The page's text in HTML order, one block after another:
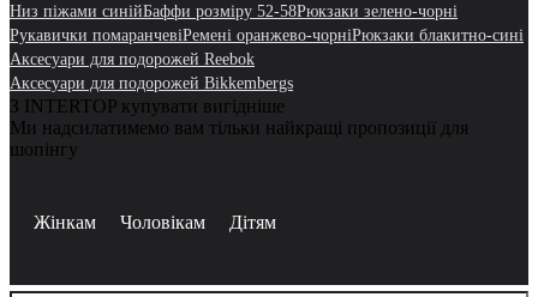
Низ піжами синійБаффи розміру 52-58Рюкзаки зелено-чорні
Рукавички помаранчевіРемені оранжево-чорніРюкзаки блакитно-сині
Аксесуари для подорожей Reebok
Аксесуари для подорожей Bikkembergs
З INTERTOP купувати вигідніше
Ми надсилатимемо вам тільки найкращі пропозиції для
шопінгу
Жінкам Чоловікам Дітям